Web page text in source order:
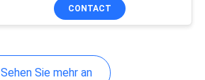
CONTACT
Sehen Sie mehr an